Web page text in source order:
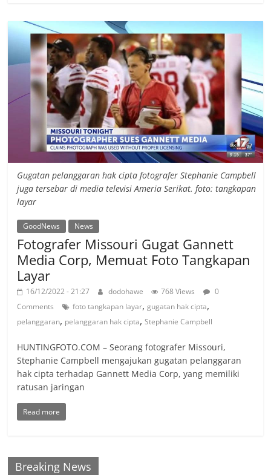
Gugatan pelanggaran hak cipta fotografer Stephanie Campbell
juga tersebar di media televisi Ameria Serikat. foto: tangkapan
layar
GoodNews News
Fotografer Missouri Gugat Gannett
Media Corp, Memuat Foto Tangkapan
Layar
16/12/2022 - 21:27 dodohawe 768 Views
0
Comments
foto tangkapan layar,gugatan hak cipta,
pelanggaran, pelanggaran hak cipta,Stephanie Campbell
HUNTINGFOTO.COM – Seorang fotografer Missouri,
Stephanie Campbell mengajukan gugatan pelanggaran
hak cipta terhadap Gannett Media Corp, yang memiliki
ratusan jaringan
Read more
Breaking News